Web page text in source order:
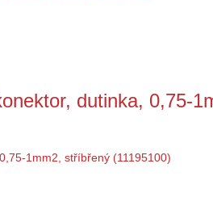
dutinka, 0,75-